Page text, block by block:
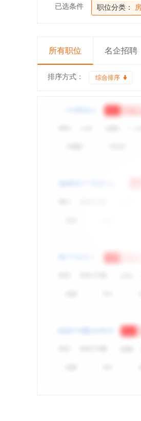
已选条件 职位分类：
所有职位 名企招聘
排序方式： 综合排序